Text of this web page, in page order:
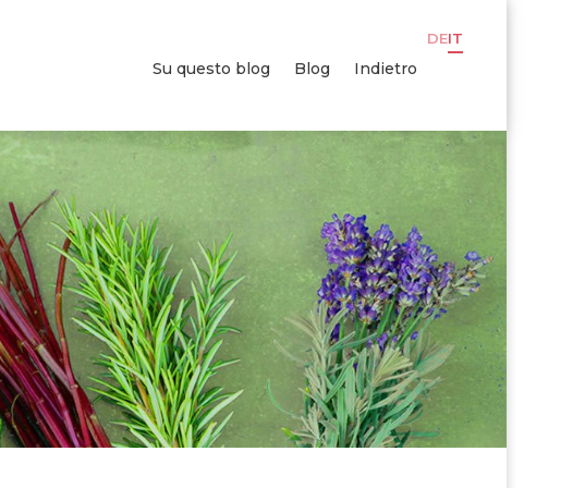
DEIT
Su questo blog Blog Indietro